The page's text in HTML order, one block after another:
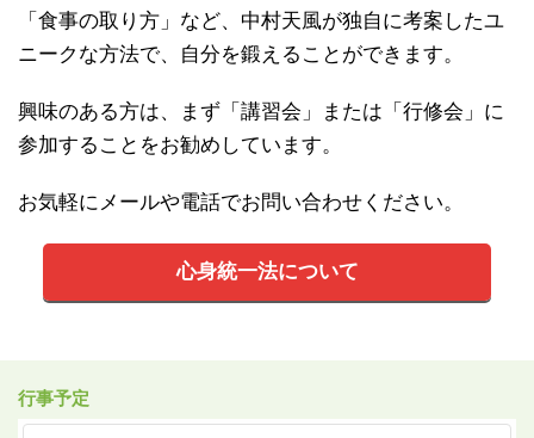
「食事の取り方」など、中村天風が独自に考案したユ
ニークな方法で、自分を鍛えることができます。
興味のある方は、まず「講習会」または「行修会」に
参加することをお勧めしています。
お気軽にメールや電話でお問い合わせください。
心身統一法について
行事予定